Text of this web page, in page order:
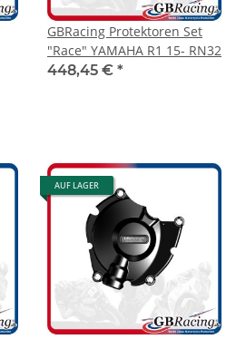
GBRacing Protektoren Set
"Race" YAMAHA R1 15- RN32
448,45 € *
AUF LAGER